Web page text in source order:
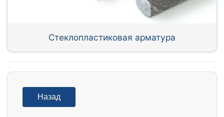
Стеклопластиковая арматура
Назад